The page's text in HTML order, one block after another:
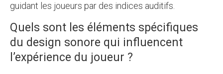
guidant les joueurs par des indices auditifs.
Quels sont les éléments spécifiques
du design sonore qui influencent
l’expérience du joueur ?